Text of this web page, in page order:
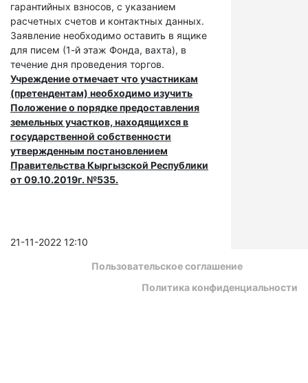
гарантийных взносов, с указанием
расчетных счетов и контактных данных.
Заявление необходимо оставить в ящике
для писем (1-й этаж Фонда, вахта), в
течение дня проведения торгов.
Учреждение отмечает что участникам
(претендентам) необходимо изучить
Положение о порядке предоставления
земельных участков, находящихся в
государственной собственности
утвержденным постановлением
Правительства Кыргызской Республики
от 09.10.2019г. №535.
21-11-2022 12:10
Пользовательское соглашение
Политика конфиденциальности